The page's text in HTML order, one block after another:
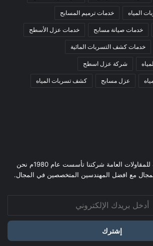
المياه خدمات ترميم المسابح
خدمات صيانة مسابح خدمات عزل الأسطح
خدمات كشف التسربات المائية
شركة عزل اسطح
عزل مسابح كشف تسربات المياه
شركة النهضة العربية للمقاولات العامة شركتنا تأسست عام 1980م نحن
مع افضل المهندسين المتخصصين في المجال.